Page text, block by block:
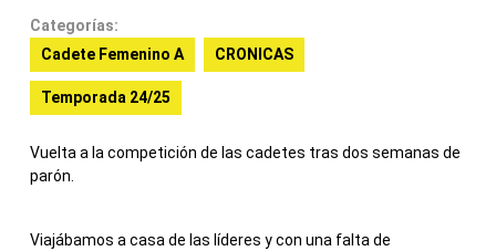
Categorías:
Cadete Femenino A
CRONICAS
Temporada 24/25
Vuelta a la competición de las cadetes tras dos semanas de
parón.
Viajábamos a casa de las líderes y con una falta de